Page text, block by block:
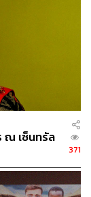
ณ เซ็นทรัล
371